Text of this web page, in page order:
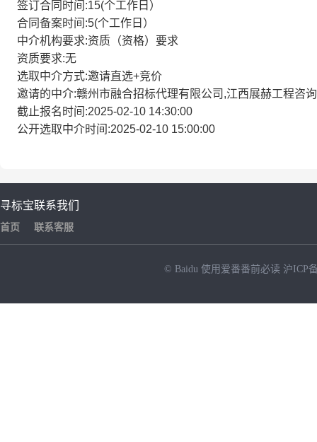
签订合同时间:15(个工作日）
合同备案时间:5(个工作日）
中介机构要求:资质（资格）要求
资质要求:无
选取中介方式:邀请直选+竞价
邀请的中介:赣州市融合招标代理有限公司,江西展赫工程咨
截止报名时间:2025-02-10 14:30:00
公开选取中介时间:2025-02-10 15:00:00
寻标宝
首页
联系我们
联系客服
© Baidu 使用爱番番前必读 沪ICP